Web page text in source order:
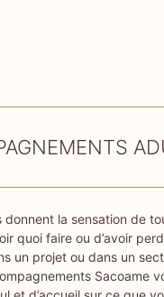
donnent la sensation de
quoi faire ou d’avoir
un projet ou dans un
Sacoame